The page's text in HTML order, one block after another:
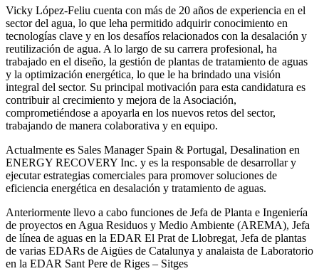
Vicky López-Feliu cuenta con más de 20 años de experiencia en el
sector del agua, lo que leha permitido adquirir conocimiento en
tecnologías clave y en los desafíos relacionados con la desalación y
reutilización de agua. A lo largo de su carrera profesional, ha
trabajado en el diseño, la gestión de plantas de tratamiento de aguas
y la optimización energética, lo que le ha brindado una visión
integral del sector. Su principal motivación para esta candidatura es
contribuir al crecimiento y mejora de la Asociación,
comprometiéndose a apoyarla en los nuevos retos del sector,
trabajando de manera colaborativa y en equipo.
Actualmente es Sales Manager Spain & Portugal, Desalination en
ENERGY RECOVERY Inc. y es la responsable de desarrollar y
ejecutar estrategias comerciales para promover soluciones de
eficiencia energética en desalación y tratamiento de aguas.
Anteriormente llevo a cabo funciones de Jefa de Planta e Ingeniería
de proyectos en Agua Residuos y Medio Ambiente (AREMA), Jefa
de línea de aguas en la EDAR El Prat de Llobregat, Jefa de plantas
de varias EDARs de Aigües de Catalunya y analaista de Laboratorio
en la EDAR Sant Pere de Riges – Sitges